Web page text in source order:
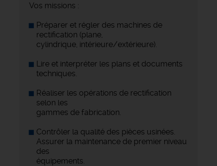
Vos missions :
Préparer et régler des machines de
rectification (plane,
cylindrique, intérieure/extérieure).
Lire et interpréter les plans et documents
techniques.
Réaliser les opérations de rectification
selon les
gammes de fabrication.
Contrôler la qualité des pièces usinées.
Assurer la maintenance de premier niveau
des
équipements.